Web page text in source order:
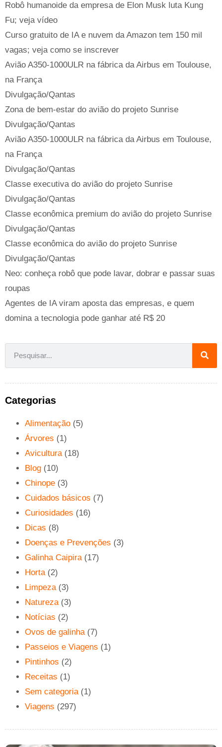
Robô humanoide da empresa de Elon Musk luta Kung
Fu; veja vídeo
Curso gratuito de IA e nuvem da Amazon tem 150 mil
vagas; veja como se inscrever
Avião A350-1000ULR na fábrica da Airbus em Toulouse,
na França
Divulgação/Qantas
Zona de bem-estar do avião do projeto Sunrise
Divulgação/Qantas
Avião A350-1000ULR na fábrica da Airbus em Toulouse,
na França
Divulgação/Qantas
Classe executiva do avião do projeto Sunrise
Divulgação/Qantas
Classe econômica premium do avião do projeto Sunrise
Divulgação/Qantas
Classe econômica do avião do projeto Sunrise
Divulgação/Qantas
Neo: conheça robô que pode lavar, dobrar e passar suas
roupas
Agentes de IA viram aposta das empresas, e quem
domina a tecnologia pode ganhar até R$ 20
Categorias
Alimentação (5)
Árvores (1)
Avicultura(18)
Blog (10)
Chinope (3)
Cuidados básicos (7)
Curiosidades (16)
Dicas (8)
Doenças e Prevenções (3)
Galinha Caipira(17)
Horta(2)
Limpeza(3)
Natureza(3)
Notícias (2)
Ovos de galinha(7)
Passeios e Viagens (1)
Pintinhos (2)
Receitas (1)
Sem categoria(1)
Viagens (297)